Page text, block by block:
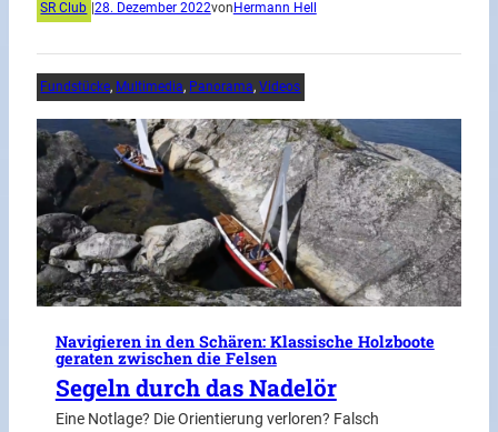
SR Club 28. Dezember 2022von Hermann Hell
Fundstücke, Multimedia, Panorama, Videos
Navigieren in den Schären: Klassische Holzboote
geraten zwischen die Felsen
Segeln durch das Nadelör
Eine Notlage? Die Orientierung verloren? Falsch